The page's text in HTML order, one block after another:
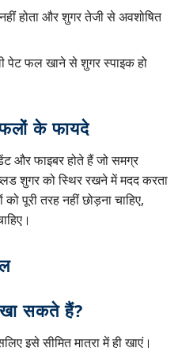
होता और शुगर तेजी से अवशोषित
पेट फल खाने से शुगर स्पाइक हो
फलों के फायदे
और फाइबर होते हैं जो समग्र
शुगर को स्थिर रखने में मदद करता
पूरी तरह नहीं छोड़ना चाहिए,
खा सकते हैं?
इसे सीमित मात्रा में ही खाएं।